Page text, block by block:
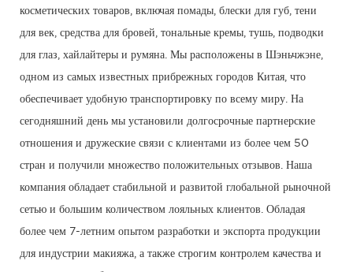
косметических товаров, включая помады, блески для губ, тени
для век, средства для бровей, тональные кремы, тушь, подводки
для глаз, хайлайтеры и румяна. Мы расположены в Шэньчжэне,
одном из самых известных прибрежных городов Китая, что
обеспечивает удобную транспортировку по всему миру. На
сегодняшний день мы установили долгосрочные партнерские
отношения и дружеские связи с клиентами из более чем 50
стран и получили множество положительных отзывов. Наша
компания обладает стабильной и развитой глобальной рыночной
сетью и большим количеством лояльных клиентов. Обладая
более чем 7-летним опытом разработки и экспорта продукции
для индустрии макияжа, а также строгим контролем качества и